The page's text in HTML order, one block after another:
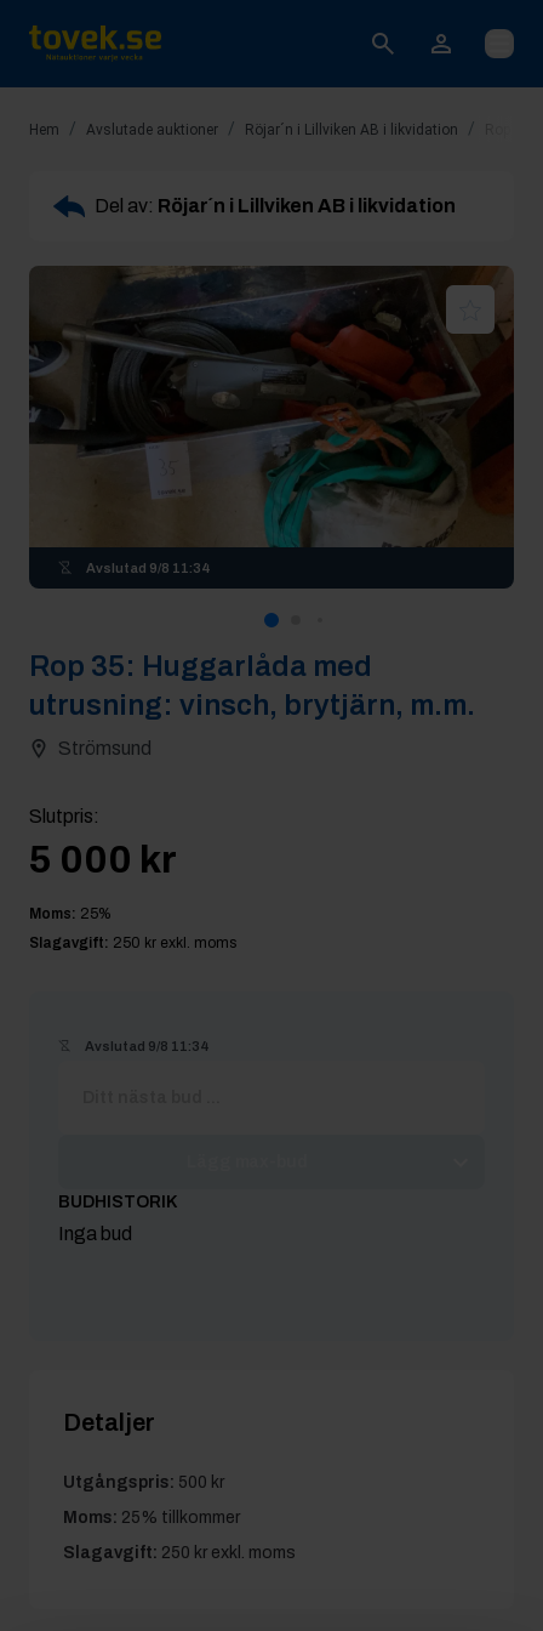
Öppna
Hem / Avslutade auktioner / Röjar´n i Lillviken AB i likvidation /
Del av: Röjar´n i Lillviken AB i likvidation
Avslutad 9/8 11:34
Rop 35: Huggarlåda med
utrusning: vinsch, brytjärn, m.m.
Strömsund
Slutpris:
5 000 kr
Moms: 25%
Slagavgift: 250 kr exkl. moms
Avslutad 9/8 11:34
BUDHISTORIK
Inga bud
Detaljer
Utgångspris: 500 kr
Moms: 25% tillkommer
Slagavgift: 250 kr exkl. moms